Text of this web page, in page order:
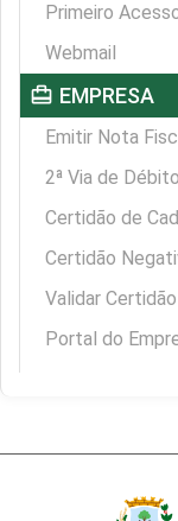
Primeiro
Webmail
card_travel EMPRESA
Emitir Nota
2ª Via de
Certidão de
Certidão
Validar
Portal do